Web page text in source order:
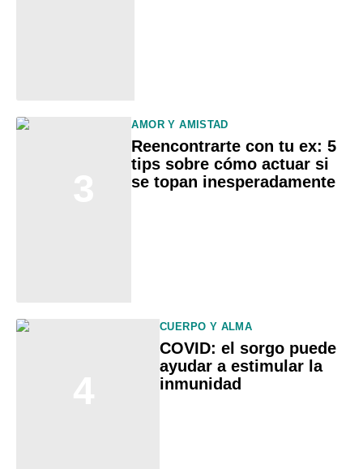
AMOR Y AMISTAD
Reencontrarte con tu ex: 5
tips sobre cómo actuar si
se topan inesperadamente
CUERPO Y ALMA
COVID: el sorgo puede
ayudar a estimular la
inmunidad